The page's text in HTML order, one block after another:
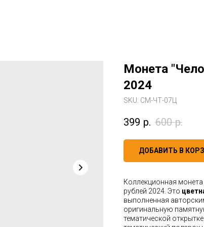
Монета
2024
SKU: СМ-ЧТ-07Ц
399 р. 600 р.
ДОБАВИТЬ В
Коллекционная монета
рублей 2024. Это
выполненная
оригинальную
тематической